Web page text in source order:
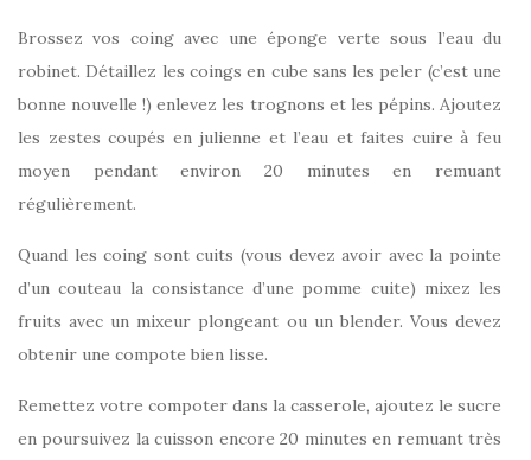
Brossez vos coing avec une éponge verte sous l’eau du
robinet. Détaillez les coings en cube sans les peler (c’est une
bonne nouvelle !) enlevez les trognons et les pépins. Ajoutez
les zestes coupés en julienne et l’eau et faites cuire à feu
moyen pendant environ 20 minutes en remuant
régulièrement.
Quand les coing sont cuits (vous devez avoir avec la pointe
d’un couteau la consistance d’une pomme cuite) mixez les
fruits avec un mixeur plongeant ou un blender. Vous devez
obtenir une compote bien lisse.
Remettez votre compoter dans la casserole, ajoutez le sucre
en poursuivez la cuisson encore 20 minutes en remuant très